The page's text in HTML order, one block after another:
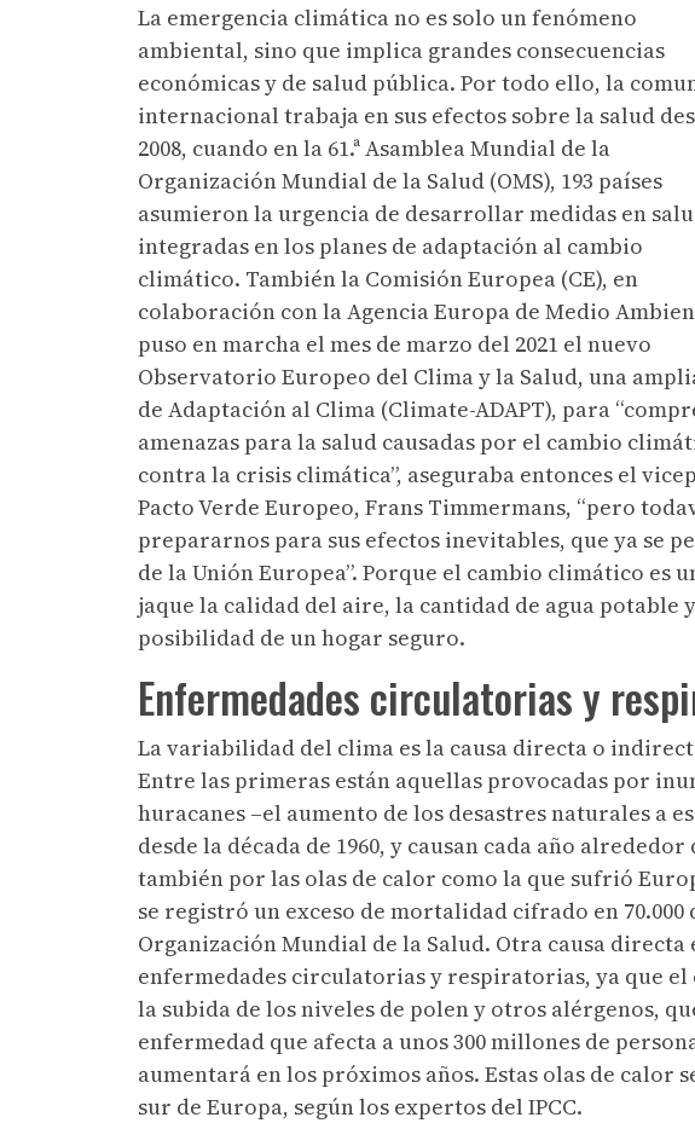
La emergencia climática no es solo un fenómeno
ambiental, sino que implica grandes consecuencias
económicas y de salud pública. Por todo ello, la
internacional trabaja en sus efectos sobre la salud
2008, cuando en la 61.ª Asamblea Mundial de la
Organización Mundial de la Salud (OMS), 193 países
asumieron la urgencia de desarrollar medidas en
integradas en los planes de adaptación al cambio
climático. También la Comisión Europea (CE), en
colaboración con la Agencia Europa de Medio
puso en marcha el mes de marzo del 2021 el nuevo
Observatorio Europeo del Clima y la Salud, una
de Adaptación al Clima (Climate-ADAPT), para
amenazas para la salud causadas por el cambio
contra la crisis climática”, aseguraba entonces el
Pacto Verde Europeo, Frans Timmermans, “pero
prepararnos para sus efectos inevitables, que ya se
de la Unión Europea”. Porque el cambio climático es
jaque la calidad del aire, la cantidad de agua potable
posibilidad de un hogar seguro.
Enfermedades circulatorias y
La variabilidad del clima es la causa directa o
Entre las primeras están aquellas provocadas por
huracanes –el aumento de los desastres naturales a
desde la década de 1960, y causan cada año alrededor
también por las olas de calor como la que sufrió
se registró un exceso de mortalidad cifrado en 70.000
Organización Mundial de la Salud. Otra causa directa
enfermedades circulatorias y respiratorias, ya que
la subida de los niveles de polen y otros alérgenos,
enfermedad que afecta a unos 300 millones de
aumentará en los próximos años. Estas olas de calor
sur de Europa, según los expertos del IPCC.